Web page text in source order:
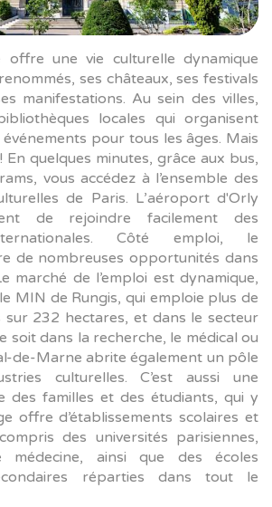
offre une vie culturelle dynamique
ses châteaux, ses festivals
manifestations. Au sein des villes,
locales qui organisent
pour tous les âges. Mais
En quelques minutes, grâce aux bus,
vous accédez à l’ensemble des
de Paris. L’aéroport d'Orly
de rejoindre facilement des
Côté emploi, le
de nombreuses opportunités dans
marché de l’emploi est dynamique,
MIN de Rungis, qui emploie plus de
232 hectares, et dans le secteur
soit dans la recherche, le médical ou
de-Marne abrite également un pôle
culturelles. C’est aussi une
des familles et des étudiants, qui y
offre d’établissements scolaires et
des universités parisiennes,
médecine, ainsi que des écoles
réparties dans tout le